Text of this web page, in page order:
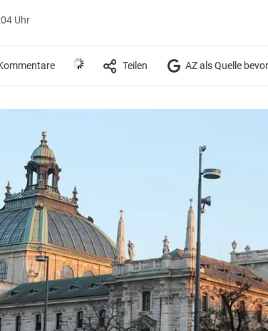
Uhr
Teilen AZ als Quelle